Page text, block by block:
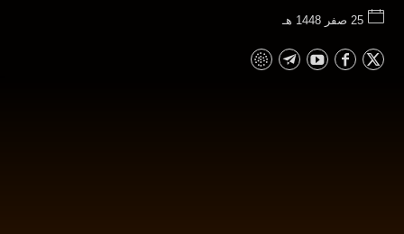
25 صفر 1448 هـ